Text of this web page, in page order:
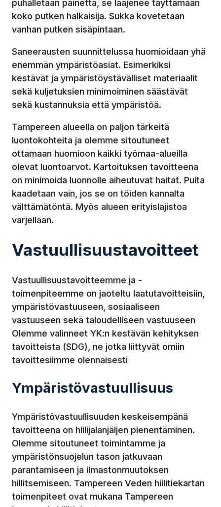
puhalletaan painetta, se laajenee täyttämään
koko putken halkaisija. Sukka kovetetaan
vanhan putken sisäpintaan.
Saneerausten suunnittelussa huomioidaan yhä
enemmän ympäristöasiat. Esimerkiksi
kestävät ja ympäristöystävälliset materiaalit
sekä kuljetuksien minimoiminen säästävät
sekä kustannuksia että ympäristöä.
Tampereen alueella on paljon tärkeitä
luontokohteita ja olemme sitoutuneet
ottamaan huomioon kaikki työmaa-alueilla
olevat luontoarvot. Kartoituksen tavoitteena
on minimoida luonnolle aiheutuvat haitat. Puita
kaadetaan vain, jos se on töiden kannalta
välttämätöntä. Myös alueen erityislajistoa
varjellaan.
Vastuullisuustavoitteet
Vastuullisuustavoitteemme ja -
toimenpiteemme on jaoteltu laatutavoitteisiin,
ympäristövastuuseen, sosiaaliseen
vastuuseen sekä taloudelliseen vastuuseen
Olemme valinneet YK:n kestävän kehityksen
tavoitteista (SDG), ne jotka liittyvät omiin
tavoittesiimme olennaisesti
Ympäristövastuullisuus
Ympäristövastuullisuuden keskeisempänä
tavoitteena on hiilijalanjäljen pienentäminen.
Olemme sitoutuneet toimintamme ja
ympäristönsuojelun tason jatkuvaan
parantamiseen ja ilmastonmuutoksen
hillitsemiseen. Tampereen Veden hiilitiekartan
toimenpiteet ovat mukana Tampereen